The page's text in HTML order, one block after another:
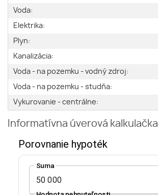
Voda:
Elektrika:
Plyn:
Kanalizácia:
Voda - na pozemku - vodný zdroj:
Voda - na pozemku - studňa:
Vykurovanie - centrálne:
Informatívna úverová kalkulačka